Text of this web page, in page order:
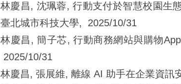
林慶昌, 沈珮蓉, 行動支付於智慧校園生
臺北城市科技大學, 2025/10/31
林慶昌, 簡子芯, 行動商務網站與購物
2025/10/31
林慶昌, 張展維, 離線 AI 助手在企業資